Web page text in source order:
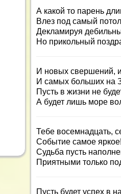
А какой то парень
Влез под самый
Декламируя
Но прикольный
И новых свершений,
И самых больших на
Пусть в жизни не
А будет лишь море
Тебе восемнадцать,
Событие самое яркое!
Судьба пусть
Приятными только
Пусть будет успех в